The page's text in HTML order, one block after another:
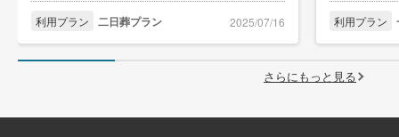
利用プラン 二日葬プラン 2025/07/16 利用プラン
さらにもっと見る